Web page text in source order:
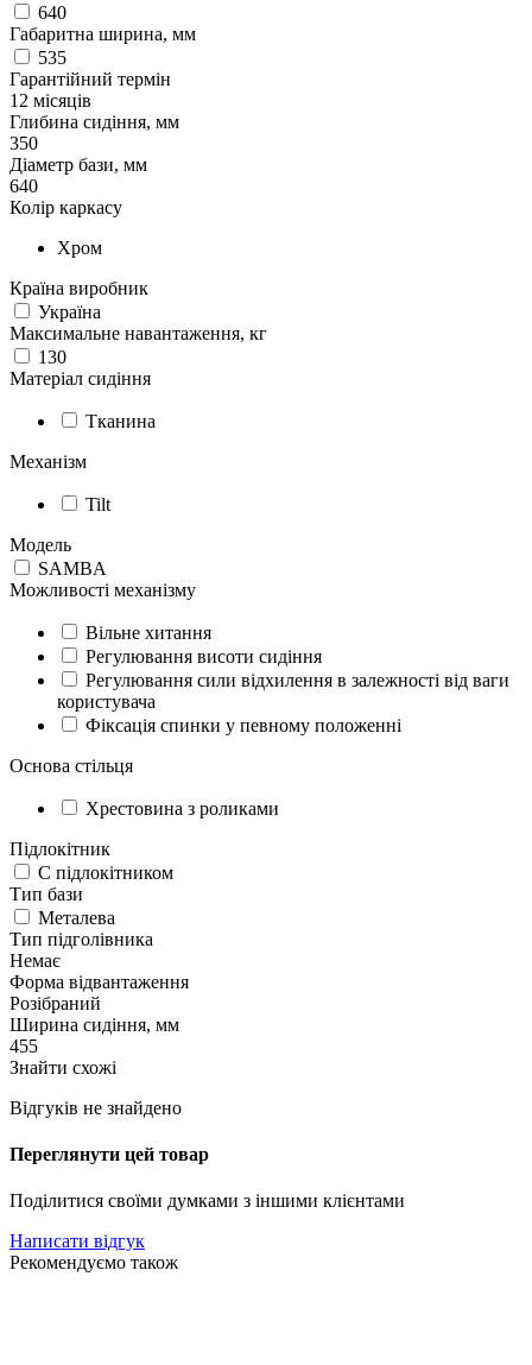
640
Габаритна ширина, мм
535
Гарантійний термін
12 місяців
Глибина сидіння, мм
350
Діаметр бази, мм
640
Колір каркасу
Хром
Країна виробник
Україна
Максимальне навантаження, кг
130
Матеріал сидіння
Тканина
Механізм
Tilt
Модель
SAMBA
Можливості механізму
Вільне хитання
Регулювання висоти сидіння
Регулювання сили відхилення в залежності від ваги
користувача
Фіксація спинки у певному положенні
Основа стільця
Хрестовина з роликами
Підлокітник
С підлокітником
Тип бази
Металева
Тип підголівника
Немає
Форма відвантаження
Розібраний
Ширина сидіння, мм
455
Знайти схожі
Відгуків не знайдено
Переглянути цей товар
Поділитися своїми думками з іншими клієнтами
Написати відгук
Рекомендуємо також